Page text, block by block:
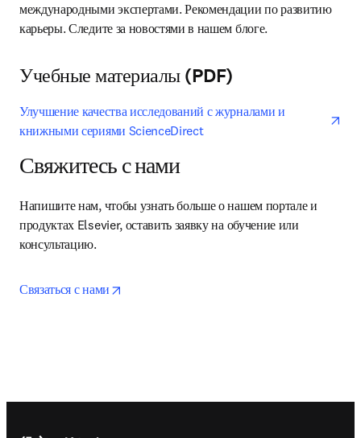
международными экспертами. Рекомендации по развитию
карьеры. Следите за новостями в нашем блоге.
Учебные материалы (PDF)
Улучшение качества исследований с журналами и
книжными сериями ScienceDirect
Свяжитесь с нами
Напишите нам, чтобы узнать больше о нашем портале и
продуктах Elsevier, оставить заявку на обучение или
консультацию.
Связаться с нами